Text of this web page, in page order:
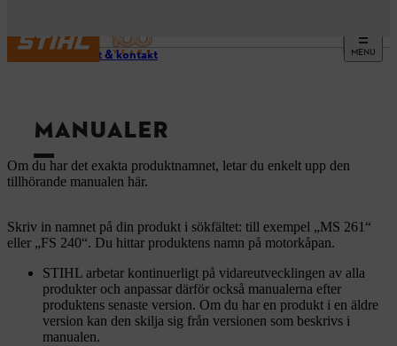
MENU
Support & kontakt
MANUALER
Om du har det exakta produktnamnet, letar du enkelt upp den
tillhörande manualen här.
Skriv in namnet på din produkt i sökfältet: till exempel „MS 261“
eller „FS 240“. Du hittar produktens namn på motorkåpan.
STIHL arbetar kontinuerligt på vidareutvecklingen av alla
produkter och anpassar därför också manualerna efter
produktens senaste version. Om du har en produkt i en äldre
version kan den skilja sig från versionen som beskrivs i
manualen.